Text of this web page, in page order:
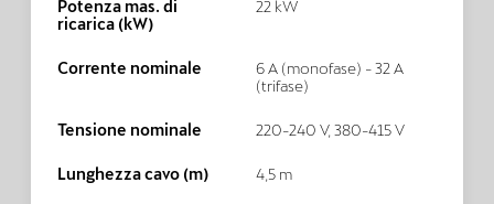
Potenza mas. di
ricarica (kW)
22 kW
Corrente nominale
6 A (monofase) - 32 A
(trifase)
Tensione nominale 220-240 V, 380-415 V
Lunghezza cavo (m) 4,5 m